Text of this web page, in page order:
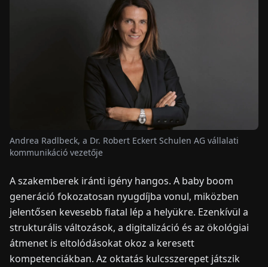
ENDEFRESITNLPLHU
KAPCSOLAT
Andrea Radlbeck, a Dr. Robert Eckert Schulen AG vállalati
kommunikáció vezetője
A szakemberek iránti igény hangos. A baby boom
generáció fokozatosan nyugdíjba vonul, miközben
jelentősen kevesebb fiatal lép a helyükre. Ezenkívül a
strukturális változások, a digitalizáció és az ökológiai
átmenet is eltolódásokat okoz a keresett
kompetenciákban. Az oktatás kulcsszerepet játszik